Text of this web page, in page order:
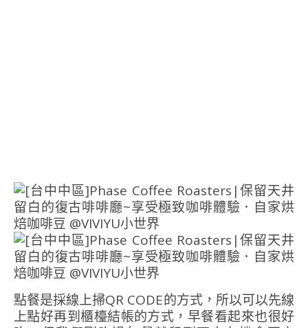
點餐是採線上掃QR CODE的方式，所以可以先線
上點好再到櫃檯結帳的方式，早餐看起來也很好